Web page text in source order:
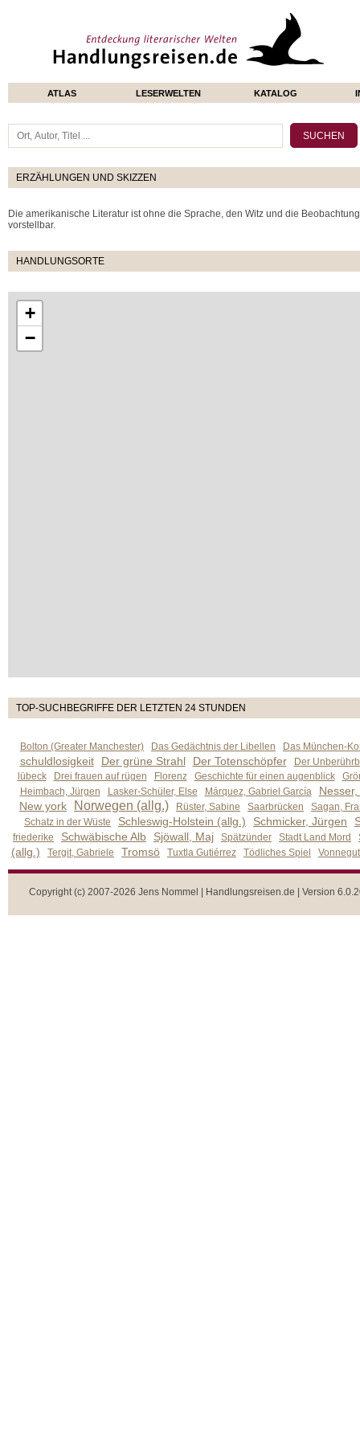
ATLAS LESERWELTEN KATALOG
ERZÄHLUNGEN UND SKIZZEN
Die amerikanische Literatur ist ohne die Sprache, den Witz und die
vorstellbar.
HANDLUNGSORTE
+
−
TOP-SUCHBEGRIFFE DER LETZTEN 24 STUNDEN
Bolton (Greater Manchester) Das Gedächtnis der Libellen Das München-
schuldlosigkeit Der grüne Strahl Der Totenschöpfer
Der
lübeck
Drei frauen auf rügen Florenz Geschichte für einen augenblick
Heimbach, Jürgen
Lasker-Schüler, Else Márquez, Gabriel García
New york
Norwegen (allg.) Rüster, Sabine Saarbrücken
Sagan,
Schatz in der Wüste
Schleswig-Holstein (allg.) Schmicker, Jürgen
friederike Schwäbische Alb Sjöwall, Maj Spätzünder Stadt Land Mord
(allg.) Tergit, Gabriele Tromsö Tuxtla Gutiérrez Tödliches Spiel
Copyright (c) 2007-2026 Jens Nommel | Handlungsreisen.de | Version